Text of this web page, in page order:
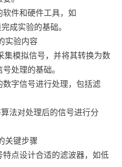
件和硬件工具，如
成实验的基础。
实验内容
模拟信号，并将其转换为数
处理的基础。
字信号进行处理，包括滤
法对处理后的信号进行分
关键步骤
点设计合适的滤波器，如低